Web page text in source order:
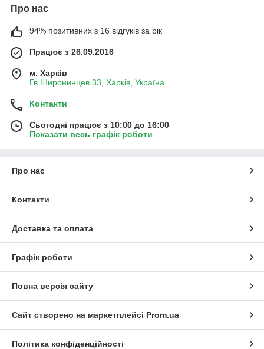
Про нас
94% позитивних з 16 відгуків за рік
Працює з 26.09.2016
м. Харків
Гв.Широнинцев 33, Харків, Україна
Контакти
Сьогодні працює з 10:00 до 16:00
Показати весь графік роботи
Про нас
Контакти
Доставка та оплата
Графік роботи
Повна версія сайту
Сайт створено на маркетплейсі Prom.ua
Політика конфіденційності